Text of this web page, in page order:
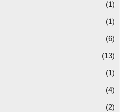
(1)
(1)
(6)
(13)
(1)
(4)
(2)